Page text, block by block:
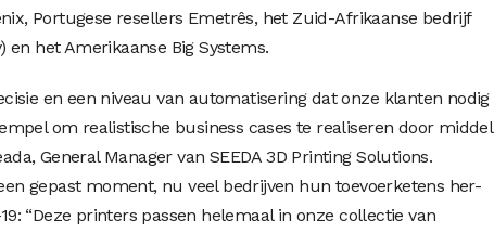
Portugese resellers Emetrês, het Zuid-Afrikaanse bedrijf
het Amerikaanse Big Systems.
en een niveau van automatisering dat onze klanten nodig
om realistische business cases te realiseren door middel
General Manager van SEEDA 3D Printing Solutions.
gepast moment, nu veel bedrijven hun toevoerketens her-
“Deze printers passen helemaal in onze collectie van